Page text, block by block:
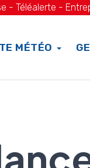
- Téléalerte -
MÉTÉO